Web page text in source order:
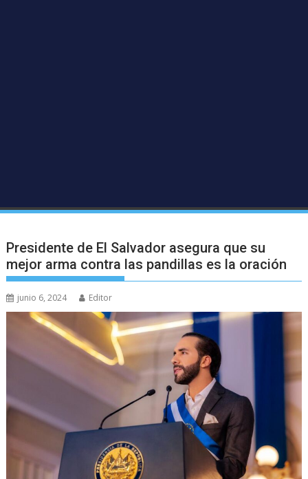
Presidente de El Salvador asegura que su
mejor arma contra las pandillas es la oración
junio 6, 2024 Editor